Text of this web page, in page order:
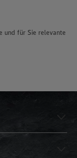
und für Sie relevante